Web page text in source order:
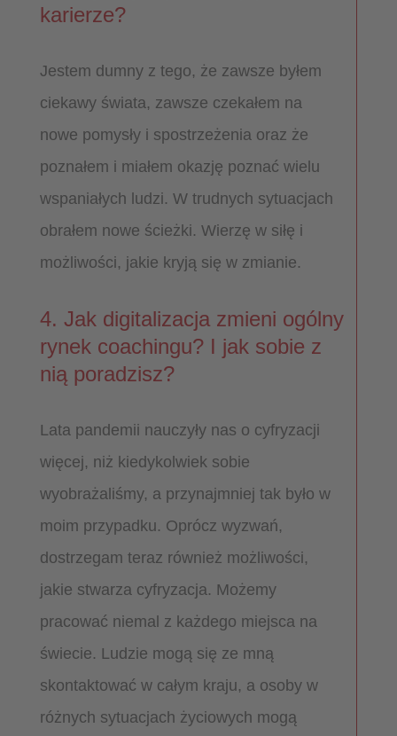
karierze?
Jestem dumny z tego, że zawsze byłem
ciekawy świata, zawsze czekałem na
nowe pomysły i spostrzeżenia oraz że
poznałem i miałem okazję poznać wielu
wspaniałych ludzi. W trudnych sytuacjach
obrałem nowe ścieżki. Wierzę w siłę i
możliwości, jakie kryją się w zmianie.
4. Jak digitalizacja zmieni ogólny
rynek coachingu? I jak sobie z
nią poradzisz?
Lata pandemii nauczyły nas o cyfryzacji
więcej, niż kiedykolwiek sobie
wyobrażaliśmy, a przynajmniej tak było w
moim przypadku. Oprócz wyzwań,
dostrzegam teraz również możliwości,
jakie stwarza cyfryzacja. Możemy
pracować niemal z każdego miejsca na
świecie. Ludzie mogą się ze mną
skontaktować w całym kraju, a osoby w
różnych sytuacjach życiowych mogą